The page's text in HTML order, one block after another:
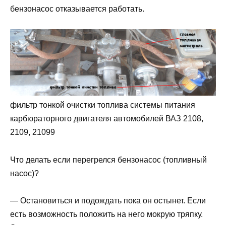
бензонасос отказывается работать.
фильтр тонкой очистки топлива системы питания
карбюраторного двигателя автомобилей ВАЗ 2108,
2109, 21099
Что делать если перегрелся бензонасос (топливный
насос)?
— Остановиться и подождать пока он остынет. Если
есть возможность положить на него мокрую тряпку.